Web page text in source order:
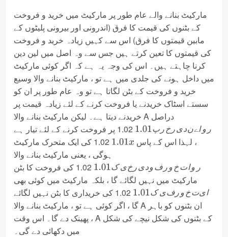
مارکیٹ بنانے والے عام طور پر مارکیٹ میں خرید و فروخت
کے بٹنوں کی قیمت کا فرق (اندرونی اور بیرونی پلیٹوں کے
مابین قیمتوں کا فرق) اس سے کہیں زیادہ خرید و فروخت
کی قیمتوں کا تعین کرتے ہیں جس سے وہ اصل میں لین دین
کرنا چاہتے ہیں۔ اس کی وجہ یہ ہے کہ اگر کوئی مارکیٹ
میں داخل ہونے کی جلدی میں ہے تو ، مارکیٹ بنانے والا وسیع
خرید و فروخت کے بٹن لگاتا ہے تو وہ عام طور پر ان کو
سستے اسٹاک خریدنے یا فروخت کرنے کے لئے زیادہ قیمت پر
خریدنے دیتا ہے۔ لیکن مارکیٹ بنانے والا A دراصل
پرخریدنےاو ر پرخریدنےاور پرخریدنےاور 1.01 پرخریدنےاور
1.02 پر فروخت کرنے کے لئے تیار ہے
، لہذا اس کے پاس
1.01x
1.02 کی ایک متحرک مارکیٹ
ہوگی ، یعنی مارکیٹ بنانے والا
کیخریدو فرو ختاو ر ک یخریدو فرو ختاور ک یخریدو فرو ختاور 1.01 کیخریدوفروخت ور
1.02 کی فروخت کا بٹن
مارکیٹ میں نہیں لگائے گا ، بلکہ مارکیٹ میں کوئی بھی
کیفر و ختیا ک یفرو ختیا ک یفرو ختیا 1.01 کیفروختیا
1.02 کی خریداری کا بٹن نہیں لگائے
گا ، اگر کوئی ہے تو ، مارکیٹ بنانے والا A ان بٹنوں کو باہر
پھینک دے گا۔ اس وقت ، A کے بٹنوں کی شکل نیچے کی شکل
میں دکھائی دے گی۔